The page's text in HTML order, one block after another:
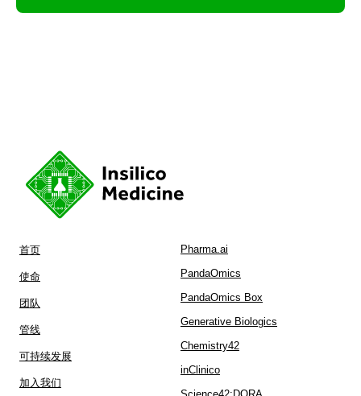
首页
使命
团队
管线
可持续发展
加入我们
Pharma.ai
PandaOmics
PandaOmics Box
Generative Biologics
Chemistry42
inClinico